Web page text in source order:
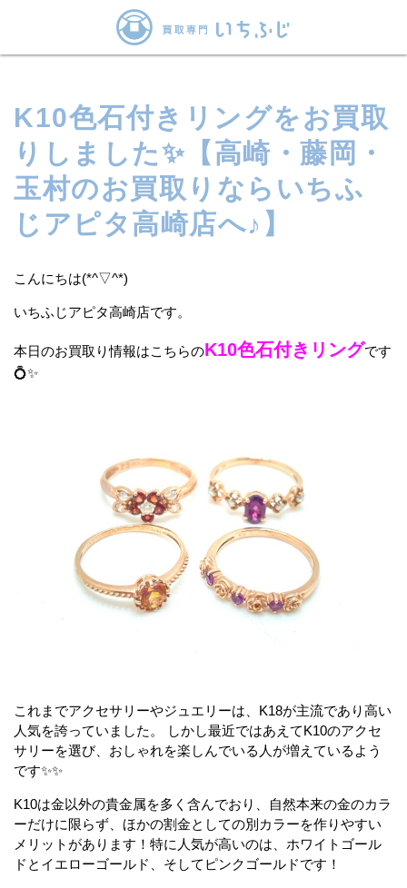
K10色石付きリングをお買取
りしました✨【高崎・藤岡・
玉村のお買取りならいちふ
じアピタ高崎店へ♪】
こんにちは(*^▽^*)
いちふじアピタ高崎店です。
本日のお買取り情報はこちらのK10色石付きリングです
💍✨
これまでアクセサリーやジュエリーは、K18が主流であり高い
人気を誇っていました。 しかし最近ではあえてK10のアクセ
サリーを選び、おしゃれを楽しんでいる人が増えているよう
です✨✨
K10は金以外の貴金属を多く含んでおり、自然本来の金のカラ
ーだけに限らず、ほかの割金としての別カラーを作りやすい
メリットがあります！特に人気が高いのは、ホワイトゴール
ドとイエローゴールド、そしてピンクゴールドです！